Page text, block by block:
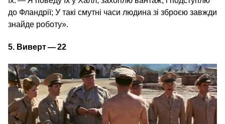
до Фландрії; У такі смутні часи людина зі зброєю завжди
знайде роботу».
5. Виверт — 22